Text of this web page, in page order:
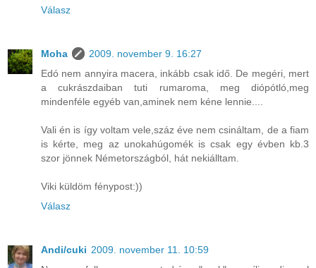
Válasz
Moha
2009. november 9. 16:27
Edó nem annyira macera, inkább csak idő. De megéri, mert
a cukrászdaiban tuti rumaroma, meg diópótló,meg
mindenféle egyéb van,aminek nem kéne lennie....
Vali én is így voltam vele,száz éve nem csináltam, de a fiam
is kérte, meg az unokahúgomék is csak egy évben kb.3
szor jönnek Németországból, hát nekiálltam.
Viki küldöm fénypost:))
Válasz
Andi/cuki 2009. november 11. 10:59